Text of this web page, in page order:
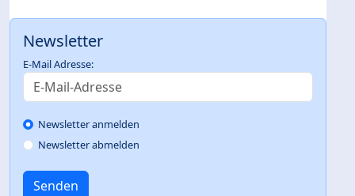
Newsletter
E-Mail Adresse:
Newsletter anmelden
Newsletter abmelden
Senden